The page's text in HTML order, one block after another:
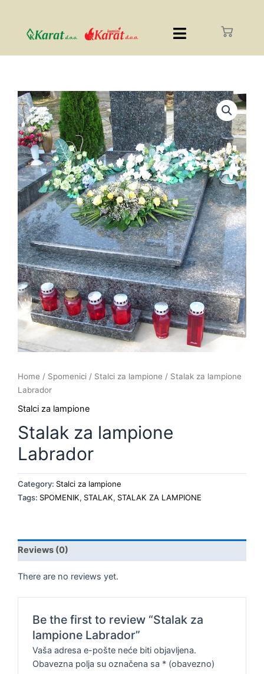
Home / Spomenici / Stalci za lampione / Stalak za lampione
Labrador
Stalci za lampione
Stalak za lampione
Labrador
Category: Stalci za lampione
Tags: SPOMENIK, STALAK, STALAK ZA LAMPIONE
Reviews (0)
There are no reviews yet.
Be the first to review “Stalak za
lampione Labrador”
Vaša adresa e-pošte neće biti objavljena.
Obavezna polja su označena sa * (obavezno)